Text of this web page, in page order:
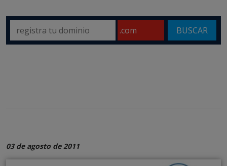
BUSCAR
03 de agosto de 2011